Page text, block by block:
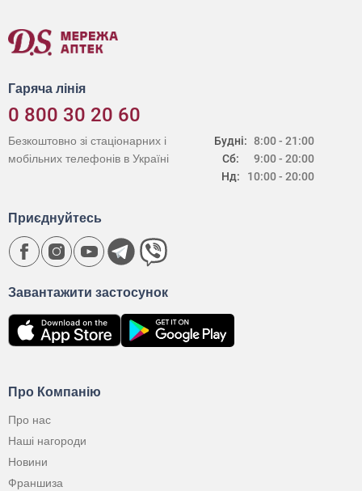
Гаряча лінія
0 800 30 20 60
Будні:
Сб:
Нд:
8:00 - 21:00
9:00 - 20:00
10:00 - 20:00
Безкоштовно зі стаціонарних і
мобільних телефонів в Україні
Про Компанію
Про нас
Наші нагороди
Новини
Франшиза
Завантажити застосунок
Приєднуйтесь